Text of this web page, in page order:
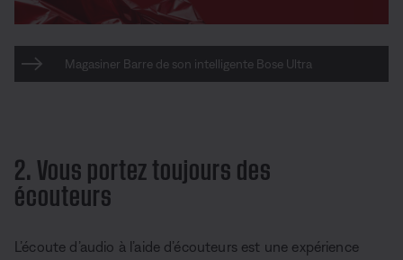
Magasiner Barre de son intelligente Bose Ultra
2. Vous portez toujours des
écouteurs
L’écoute d’audio à l’aide d’écouteurs est une expérience